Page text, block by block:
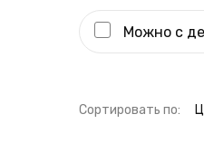
Можно с
Cортировать по: